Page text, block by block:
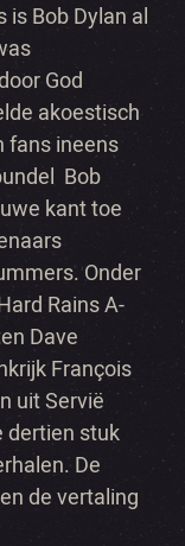
is Bob Dylan al
God
akoestisch
fans ineens
Bob
kant toe
Onder
Rains A-
Dave
François
uit Servië
dertien stuk
De
de vertaling